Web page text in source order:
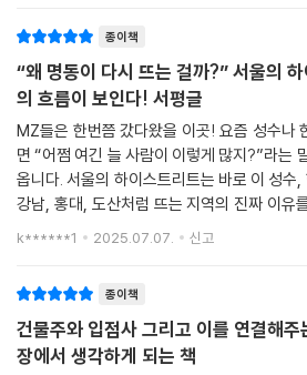
심리, 기술 혁신 등에 관한 이야기를 펼쳐 나간
이 책에서 다루는 서울의 6대 하이스트리트는
라인 리테일의 현재를 단적으로 보여주는 장
센터의 시대로, 전자상거래의 시대에서 온ㆍ
지금, 하이스트리트도 발 빠르게 변화하고 있
트인 명동, 홍대, 강남, 성수, 한남, 도산은 상
도 저마다의 고유한 표정을 유지한다. 노점과
드 플래그십이 만들어 가는 명동 거리의 표정,
련된 한남의 표정 등 상권마다 색깔이 제각각
스트리트라는 하나의 범주로 묶어 주는 속성
성과 화제성, 독자성과 파괴성, 회복탄력성, 배
- 김콜베(김성민) (《브랜드, 결국 이야기다》 저자)
종이책
“왜 명동이 다시 뜨는 걸까?” 서울의
의 흐름이 보인다! 서평글
MZ들은 한번쯤 갔다왔을 이곳! 요즘 성수나
면 “어쩜 여긴 늘 사람이 이렇게 많지?”라는
옵니다. 서울의 하이스트리트는 바로 이 성수,
강남, 홍대, 도산처럼 뜨는 지역의 진짜 이유
저자는 이력답게 부동산, 브랜드, 리테일트렌
k******1 2025.07.07. 신고
종이책
건물주와 입점사 그리고 이를 연결해
장에서 생각하게 되는 책